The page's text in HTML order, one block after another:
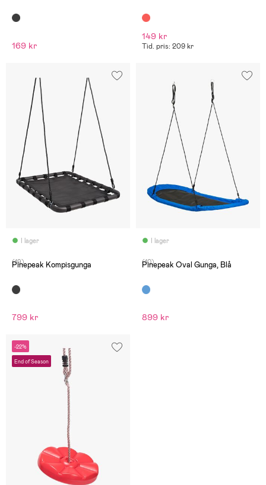
169 kr
149 kr
Tid. pris: 209 kr
I lager
(19)
Pinepeak Kompisgunga
799 kr
I lager
(10)
Pinepeak Oval Gunga, Blå
899 kr
-22%
End of Season